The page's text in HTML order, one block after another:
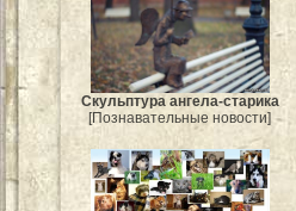
Скульптура ангела-старика
[Познавательные новости]